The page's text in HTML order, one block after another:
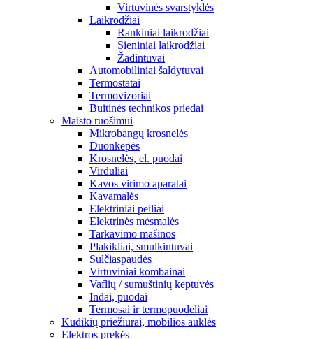
Virtuvinės svarstyklės
Laikrodžiai
Rankiniai laikrodžiai
Sieniniai laikrodžiai
Žadintuvai
Automobiliniai šaldytuvai
Termostatai
Termovizoriai
Buitinės technikos priedai
Maisto ruošimui
Mikrobangų krosnelės
Duonkepės
Krosnelės, el. puodai
Virduliai
Kavos virimo aparatai
Kavamalės
Elektriniai peiliai
Elektrinės mėsmalės
Tarkavimo mašinos
Plakikliai, smulkintuvai
Sulčiaspaudės
Virtuviniai kombainai
Vaflių / sumuštinių keptuvės
Indai, puodai
Termosai ir termopuodeliai
Kūdikių priežiūrai, mobilios auklės
Elektros prekės